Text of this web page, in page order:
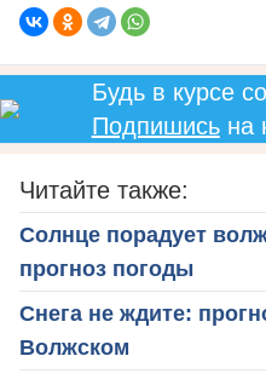
Будь в курсе
Подпишисьна
Читайте также:
Солнце порадует
прогноз погоды
Снега не ждите:
Волжском